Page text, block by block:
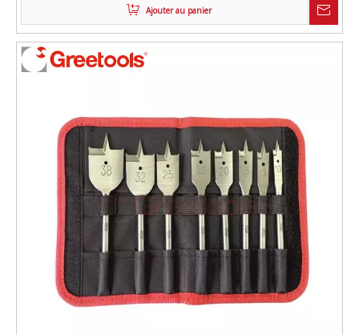
Ajouter au panier